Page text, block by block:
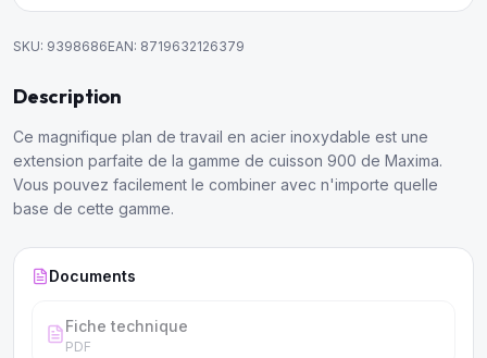
SKU: 9398686EAN: 8719632126379
Description
Ce magnifique plan de travail en acier inoxydable est une
extension parfaite de la gamme de cuisson 900 de Maxima.
Vous pouvez facilement le combiner avec n'importe quelle
base de cette gamme.
Documents
Fiche technique
PDF